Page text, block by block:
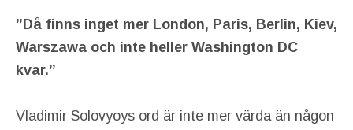
”Då finns inget mer London, Paris, Berlin, Kiev,
Warszawa och inte heller Washington DC
kvar.”
Vladimir Solovyoys ord är inte mer värda än någon